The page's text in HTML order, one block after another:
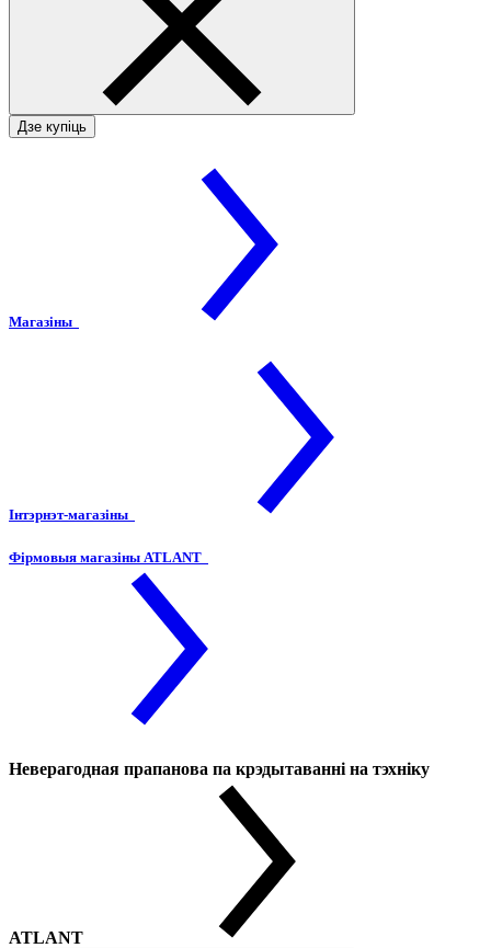
Дзе купіць
Магазіны
Інтэрнэт-магазіны
Фірмовыя магазіны ATLANT
Неверагодная прапанова па крэдытаванні на тэхніку
ATLANT